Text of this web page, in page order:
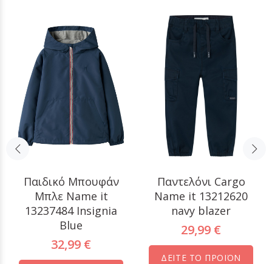
Παιδικό Μπουφάν
Μπλε Name it
13237484 Insignia
Blue
32,99 €
Παντελόνι Cargo
Name it 13212620
navy blazer
29,99 €
ΔΕΙΤΕ ΤΟ ΠΡΟΪΟΝ